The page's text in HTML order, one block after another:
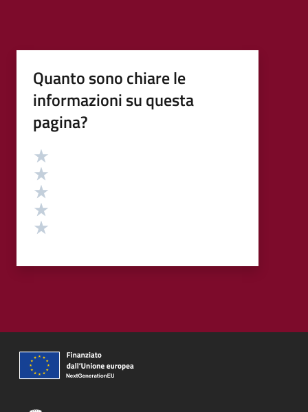
Quanto sono chiare le
informazioni su questa
pagina?
Valutazione